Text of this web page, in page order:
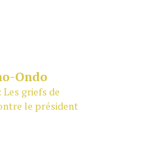
Les griefs de
le président